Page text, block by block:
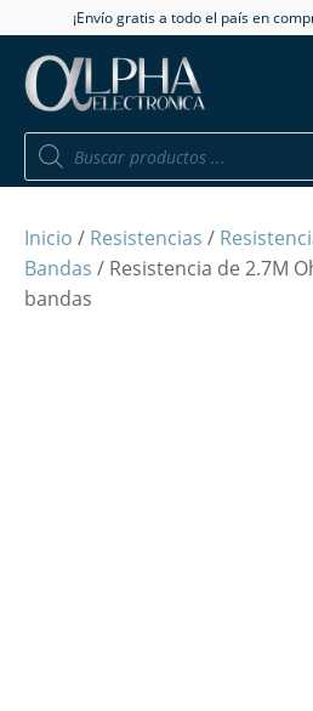
¡Envío gratis a todo el país en
Búsqueda
productos
Inicio / Resistencias /
Bandas / Resistencia de 2.7M
bandas